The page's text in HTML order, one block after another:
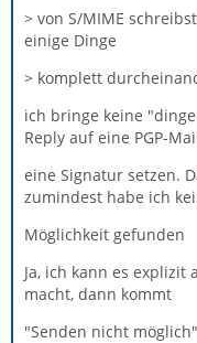
> von S/MIME
einige Dinge
> komplett
ich bringe keine
Reply auf eine PGP-
eine Signatur setzen.
zumindest habe ich
Möglichkeit gefunden
Ja, ich kann es
macht, dann kommt
"Senden nicht